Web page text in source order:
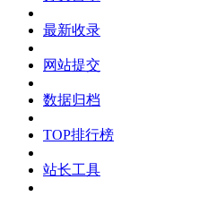
最新收录
网站提交
数据归档
TOP排行榜
站长工具